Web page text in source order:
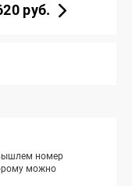
руб.
номер
можно